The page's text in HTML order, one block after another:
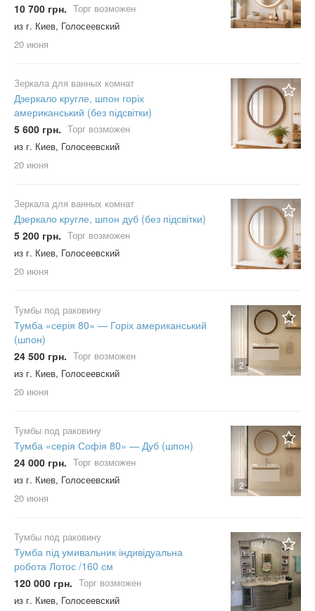
10 700 грн. Торг возможен
из г. Киев, Голосеевский
20 июня
Зеркала для ванных комнат
Дзеркало кругле, шпон горіх
американський (без підсвітки)
5 600 грн. Торг возможен
из г. Киев, Голосеевский
20 июня
Зеркала для ванных комнат
Дзеркало кругле, шпон дуб (без підсвітки)
5 200 грн. Торг возможен
из г. Киев, Голосеевский
20 июня
2
Тумбы под раковину
Тумба «серія 80» — Горіх американський
(шпон)
24 500 грн. Торг возможен
из г. Киев, Голосеевский
20 июня
2
Тумбы под раковину
Тумба «серія Софія 80» — Дуб (шпон)
24 000 грн. Торг возможен
из г. Киев, Голосеевский
20 июня
Тумбы под раковину
Тумба під умивальник індивідуальна
робота Лотос /160 см
120 000 грн. Торг возможен
из г. Киев, Голосеевский